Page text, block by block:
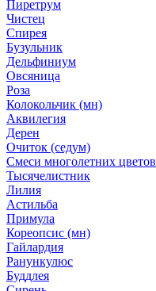
Пиретрум
Чистец
Спирея
Бузульник
Дельфиниум
Овсяница
Роза
Колокольчик (мн)
Аквилегия
Дерен
Очиток (седум)
Смеси многолетних цветов
Тысячелистник
Лилия
Астильба
Примула
Кореопсис (мн)
Гайлардия
Ранункулюс
Буддлея